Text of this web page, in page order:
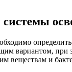
вариантом,
веществам и